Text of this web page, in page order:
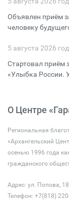
Объявлен приём
человеку
5 августа 2026
Стартовал приём
«Улыбка России.
О Центре
Региональная
«Архангельский
осенью 1996 года
гражданского
Адрес: ул. Попова,
Телефон: +7(818)